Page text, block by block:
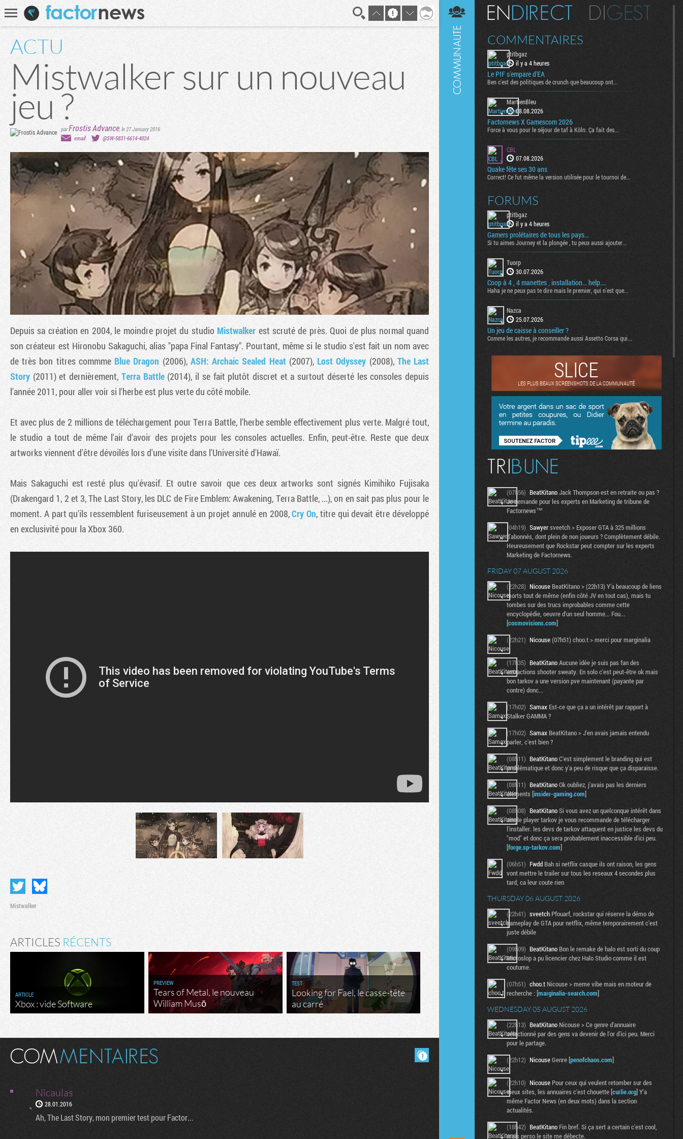
Recherche
ACTU
Mistwalker sur un nouveau
jeu ?
parFrostis Advance,le 27 January 2016
email
@SW-5831-6614-4024
Depuis sa création en 2004, le moindre projet du studio Mistwalker est scruté de près. Quoi de plus normal quand
son créateur est Hironobu Sakaguchi, alias "papa Final Fantasy". Pourtant, même si le studio s'est fait un nom avec
de très bon titres commme Blue Dragon (2006), ASH: Archaic Sealed Heat(2007), Lost Odyssey (2008), The Last
Story (2011) et dernièrement, Terra Battle(2014), il se fait plutôt discret et a surtout déserté les consoles depuis
l'année 2011, pour aller voir si l'herbe est plus verte du côté mobile.
Et avec plus de 2 millions de téléchargement pour Terra Battle, l'herbe semble effectivement plus verte. Malgré tout,
le studio a tout de même l'air d'avoir des projets pour les consoles actuelles. Enfin, peut-être. Reste que deux
artworks viennent d'être dévoilés lors d'une visite dans l'Université d'Hawaï.
Mais Sakaguchi est resté plus qu'évasif. Et outre savoir que ces deux artworks sont signés Kimihiko Fujisaka
(Drakengard 1, 2 et 3, The Last Story, les DLC de Fire Emblem: Awakening, Terra Battle, ...), on en sait pas plus pour le
moment. A part qu'ils ressemblent furiseusement à un projet annulé en 2008,Cry On, titre qui devait être développé
en exclusivité pour la Xbox 360.
Mistwalker
ARTICLES RÉCENTS
ARTICLE
Xbox : vide Software
PREVIEW
Tears of Metal, le nouveau
William Musō
TEST
Looking for Fael, le casse-tête
au carré
Nicaulas
28.01.2016
Ah, The Last Story, mon premier test pour Factor...
En direct Digest
COMMENTAIRES
ptitbgaz
il y a 4 heures
Le PIF s'empare d'EA
Ben c'est des politiques de crunch que beaucoup ont...
MartienBleu
08.08.2026
Factornews X Gamescom 2026
Force à vous pour le séjour de taf à Köln. Ça fait des...
CBL
07.08.2026
Quake fête ses 30 ans
Correct! Ce fut même la version utilisée pour le tournoi de...
FORUMS
ptitbgaz
il y a 4 heures
Gamers prolétaires de tous les pays...
Si tu aimes Journey et la plongée , tu peux aussi ajouter...
Tuorp
30.07.2026
Coop à 4 , 4 manettes , installation... help....
Haha je ne peux pas te dire mais le premier, qui n'est que...
Nazca
25.07.2026
Un jeu de caisse à conseiller ?
Comme les autres, je recommande aussi Assetto Corsa qui...
SLICE
LES PLUS BEAUX SCREENSHOTS DE LA COMMUNAUTÉ
(07h56) BeatKitanoJack Thompson est en retraite ou pas ?
Je demande pour les experts en Marketing de tribune de
Factornews™
(04h19) Sawyersveetch > Exposer GTA à 325 millions
d'abonnés, dont plein de non joueurs ? Complètement débile.
Heureusement que Rockstar peut compter sur les experts
Marketing de Factornews.
FRIDAY 07 AUGUST 2026
(22h28) Nicouse BeatKitano > (22h13) Y'a beaucoup de liens
morts tout de même (enfin côté JV en tout cas), mais tu
tombes sur des trucs improbables comme cette
encyclopédie, oeuvre d'un seul homme... Fou...
[cosmovisions.com]
(22h21) Nicouse(07h51) choo.t > merci pour marginalia
(17h35) BeatKitanoAucune idée je suis pas fan des
extractions shooter sweaty. En solo c'est peut-être ok mais
bon tarkov a une version pve maintenant (payante par
contre) donc...
(17h02) Samax Est-ce que ça a un intérêt par rapport à
Stalker GAMMA ?
(17h02) Samax BeatKitano > J'en avais jamais entendu
parler, c'est bien ?
(08h11) BeatKitanoC'est simplement le branding qui est
problématique et donc y'a peu de risque que ça disparaisse.
(08h11) BeatKitanoOk oubliez, j'avais pas les derniers
éléments [insider-gaming.com]
(08h08) BeatKitanoSi vous avez un quelconque intérêt dans
single player tarkov je vous recommande de télécharger
l'installer. les devs de tarkov attaquent en justice les devs du
"mod" et donc ça sera probablement inaccessible d'ici peu.
[forge.sp-tarkov.com]
(06h51) Fwdd Bah si netflix casque ils ont raison, les gens
vont mettre le trailer sur tous les reseaux 4 secondes plus
tard, ca leur coute rien
THURSDAY 06 AUGUST 2026
(22h41) sveetch Pfouarf, rockstar qui réserve la démo de
gameplay de GTA pour netflix, même temporairement c'est
juste débile
(09h09) BeatKitano Bon le remake de halo est sorti du coup
Microslop a pu licencier chez Halo Studio comme il est
coutume.
(07h51) choo.t Nicouse > meme vibe mais en moteur de
recherche : [marginalia-search.com]
WEDNESDAY 05 AUGUST 2026
(22h13) BeatKitano Nicouse > Ce genre d'annuaire
sélectionné par des gens va devenir de l'or d'ici peu. Merci
pour le partage.
(22h12) NicouseGenre [penofchaos.com]
(22h10) Nicouse Pour ceux qui veulent retomber sur des
vieux sites, les annuaires c'est chouette [curlie.org] Y'a
même Factor News (en deux mots) dans la section
actualités.
(18h42) BeatKitano Fin bref. Si ça sert a certain c'est cool,
mais perso le site me débecte.